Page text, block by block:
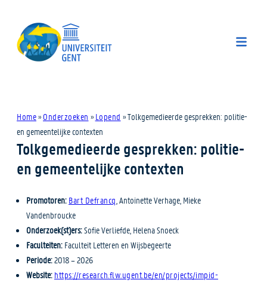
Home»Onderzoeken » Lopend »Tolkgemedieerde gesprekken: politie-
en gemeentelijke contexten
Tolkgemedieerde gesprekken: politie-
en gemeentelijke contexten
Promotoren: Bart Defrancq, Antoinette Verhage, Mieke
Vandenbroucke
Onderzoek(st)ers:Sofie Verliefde, Helena Snoeck
Faculteiten: Faculteit Letteren en Wijsbegeerte
Periode:2018 – 2026
Website: https://research.flw.ugent.be/en/projects/impid-